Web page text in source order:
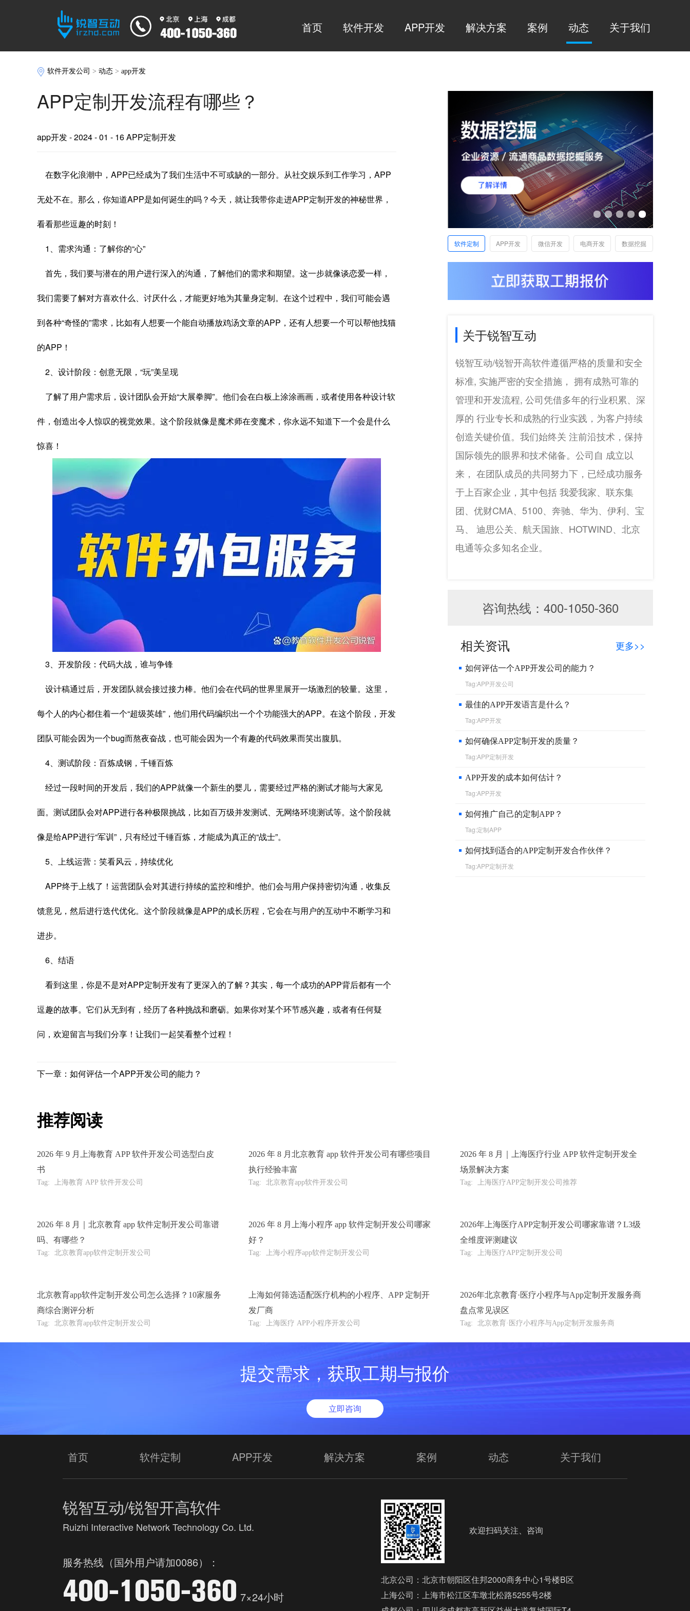
首页 软件开发 APP开发 解决方案 案例 动态 关于我们
软件开发公司 >动态 >app开发
APP定制开发流程有哪些？
app开发- 2024 - 01 - 16 APP定制开发
在数字化浪潮中，APP已经成为了我们生活中不可或缺的一部分。从社交娱乐到工作学习，APP
无处不在。那么，你知道APP是如何诞生的吗？今天，就让我带你走进APP定制开发的神秘世界，
看看那些逗趣的时刻！
1、需求沟通：了解你的“心”
首先，我们要与潜在的用户进行深入的沟通，了解他们的需求和期望。这一步就像谈恋爱一样，
我们需要了解对方喜欢什么、讨厌什么，才能更好地为其量身定制。在这个过程中，我们可能会遇
到各种“奇怪的”需求，比如有人想要一个能自动播放鸡汤文章的APP，还有人想要一个可以帮他找猫
的APP！
2、设计阶段：创意无限，“玩”美呈现
了解了用户需求后，设计团队会开始“大展拳脚”。他们会在白板上涂涂画画，或者使用各种设计软
件，创造出令人惊叹的视觉效果。这个阶段就像是魔术师在变魔术，你永远不知道下一个会是什么
惊喜！
3、开发阶段：代码大战，谁与争锋
设计稿通过后，开发团队就会接过接力棒。他们会在代码的世界里展开一场激烈的较量。这里，
每个人的内心都住着一个“超级英雄”，他们用代码编织出一个个功能强大的APP。在这个阶段，开发
团队可能会因为一个bug而熬夜奋战，也可能会因为一个有趣的代码效果而笑出腹肌。
4、测试阶段：百炼成钢，千锤百炼
经过一段时间的开发后，我们的APP就像一个新生的婴儿，需要经过严格的测试才能与大家见
面。测试团队会对APP进行各种极限挑战，比如百万级并发测试、无网络环境测试等。这个阶段就
像是给APP进行“军训”，只有经过千锤百炼，才能成为真正的“战士”。
5、上线运营：笑看风云，持续优化
APP终于上线了！运营团队会对其进行持续的监控和维护。他们会与用户保持密切沟通，收集反
馈意见，然后进行迭代优化。这个阶段就像是APP的成长历程，它会在与用户的互动中不断学习和
进步。
6、结语
看到这里，你是不是对APP定制开发有了更深入的了解？其实，每一个成功的APP背后都有一个
逗趣的故事。它们从无到有，经历了各种挑战和磨砺。如果你对某个环节感兴趣，或者有任何疑
问，欢迎留言与我们分享！让我们一起笑看整个过程！
下一章：如何评估一个APP开发公司的能力？
软件定制 APP开发 微信开发 电商开发 数据挖掘
关于锐智互动
锐智互动/锐智开高软件遵循严格的质量和安全
标准, 实施严密的安全措施， 拥有成熟可靠的
管理和开发流程, 公司凭借多年的行业积累、深
厚的 行业专长和成熟的行业实践，为客户持续
创造关键价值。我们始终关 注前沿技术，保持
国际领先的眼界和技术储备。公司自 成立以
来， 在团队成员的共同努力下，已经成功服务
于上百家企业，其中包括 我爱我家、联东集
团、优财CMA、5100、奔驰、华为、伊利、宝
马、 迪思公关、航天国旅、HOTWIND、北京
电通等众多知名企业。
咨询热线：400-1050-360
相关资讯 更多>>
如何评估一个APP开发公司的能力？
Tag:APP开发公司
最佳的APP开发语言是什么？
Tag:APP开发
如何确保APP定制开发的质量？
Tag:APP定制开发
APP开发的成本如何估计？
Tag:APP开发
如何推广自己的定制APP？
Tag:定制APP
如何找到适合的APP定制开发合作伙伴？
Tag:APP定制开发
推荐阅读
2026 年 9 月上海教育 APP 软件开发公司选型白皮
书
Tag: 上海教育 APP 软件开发公司
2026 年 8 月北京教育 app 软件开发公司有哪些项目
执行经验丰富
Tag: 北京教育app软件开发公司
2026 年 8 月｜上海医疗行业 APP 软件定制开发全
场景解决方案
Tag: 上海医疗APP定制开发公司推荐
2026 年 8 月｜北京教育 app 软件定制开发公司靠谱
吗、有哪些？
Tag: 北京教育app软件定制开发公司
2026 年 8 月上海小程序 app 软件定制开发公司哪家
好？
Tag: 上海小程序app软件定制开发公司
2026年上海医疗APP定制开发公司哪家靠谱？L3级
全维度评测建议
Tag: 上海医疗APP定制开发公司
北京教育app软件定制开发公司怎么选择？10家服务
商综合测评分析
Tag: 北京教育app软件定制开发公司
上海如何筛选适配医疗机构的小程序、APP 定制开
发厂商
Tag: 上海医疗 APP小程序开发公司
2026年北京教育·医疗小程序与App定制开发服务商
盘点常见误区
Tag: 北京教育·医疗小程序与App定制开发服务商
提交需求，获取工期与报价
立即咨询
首页 软件定制 APP开发 解决方案 案例 动态 关于我们
锐智互动/锐智开高软件
Ruizhi Interactive Network Technology Co. Ltd.
服务热线（国外用户请加0086）：
400-1050-360 7×24小时
欢迎扫码关注、咨询
北京公司：北京市朝阳区住邦2000商务中心1号楼B区
上海公司：上海市松江区车墩北松路5255号2楼